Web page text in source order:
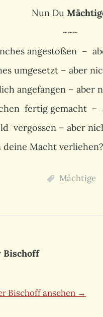
Nun Du
~~~
angestoßen –
umgesetzt – aber
angefangen – aber
fertig gemacht –
vergossen – aber
Macht
Mächtige
Bischoff
Bischoff ansehen →